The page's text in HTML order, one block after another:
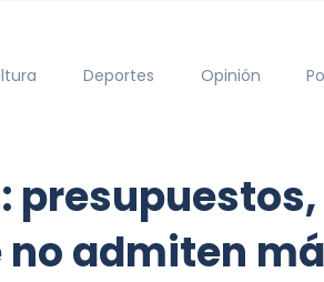
Deportes Opinión
admiten